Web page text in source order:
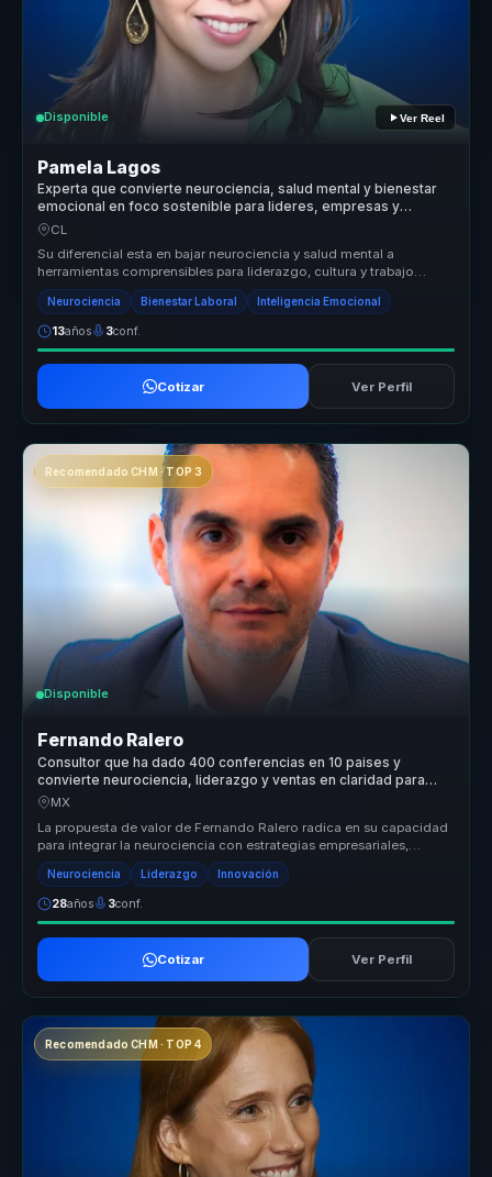
Disponible Ver Reel
Pamela Lagos
Experta que convierte neurociencia, salud mental y bienestar
emocional en foco sostenible para lideres, empresas y
equipos.
CL
Su diferencial esta en bajar neurociencia y salud mental a
herramientas comprensibles para liderazgo, cultura y trabajo
diario. Convierte...
Neurociencia Bienestar Laboral Inteligencia Emocional
13años 3conf.
Cotizar Ver Perfil
Recomendado CHM · TOP 3
Disponible
Fernando Ralero
Consultor que ha dado 400 conferencias en 10 paises y
convierte neurociencia, liderazgo y ventas en claridad para
empresas.
MX
La propuesta de valor de Fernando Ralero radica en su capacidad
para integrar la neurociencia con estrategias empresariales,
ofreciendo a...
Neurociencia Liderazgo Innovación
28años 3conf.
Cotizar Ver Perfil
Recomendado CHM · TOP 4